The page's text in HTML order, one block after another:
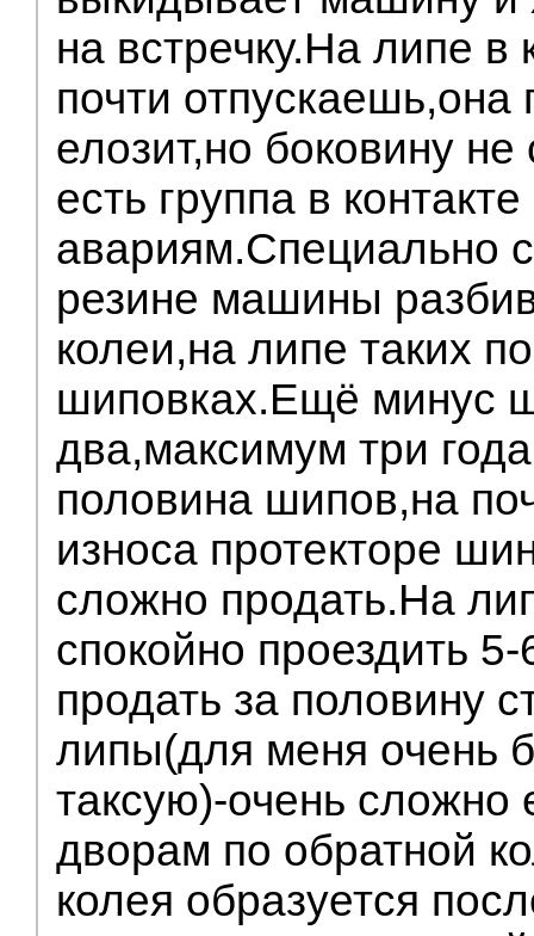
на встречку.На липе в
почти отпускаешь,она
елозит,но боковину
есть группа в
авариям.Специально
резине машины
колеи,на липе таких
шиповках.Ещё минус
два,максимум три
половина шипов,на
износа протекторе
сложно продать.На
спокойно проездить
продать за половину
липы(для меня очень
таксую)-очень сложно
дворам по обратной
колея образуется